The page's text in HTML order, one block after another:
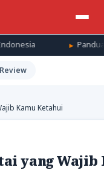
Liburan Murah di
Review
Kamu Ketahui
yang